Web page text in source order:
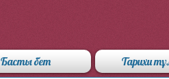
Басты бет Тарихи